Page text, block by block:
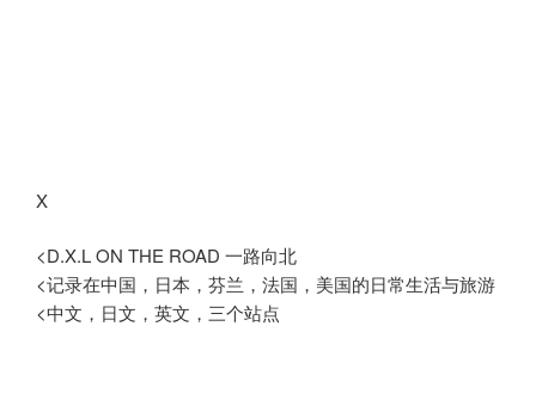
X
<D.X.L ON THE ROAD 一路向北
<记录在中国，日本，芬兰，法国，美国的日常生活与旅游
<中文，日文，英文，三个站点